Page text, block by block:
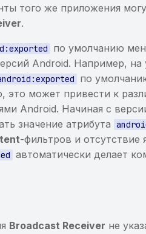
того же приложения
.
по умолчанию
Android. Например, на
по
это может привести к
Android. Начиная с
значение атрибута
-фильтров и отсутствие
автоматически делает
Broadcast Receiver не